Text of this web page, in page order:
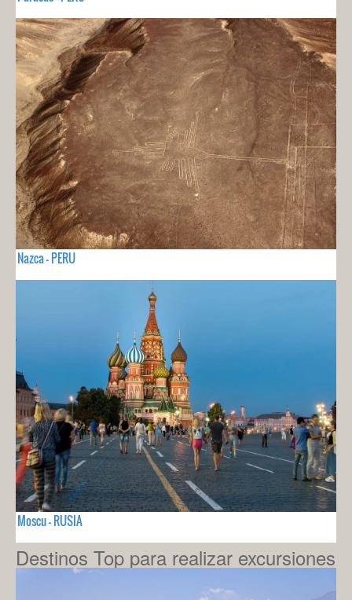
Nazca - PERU
Moscu - RUSIA
Destinos Top para realizar excursiones